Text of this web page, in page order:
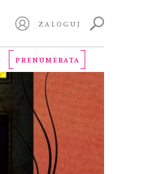
ZALOGUJ
PRENUMERATA